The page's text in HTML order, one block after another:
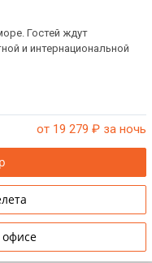
Гостей ждут
и интернациональной
от 19 279 ₽ за ночь
офисе